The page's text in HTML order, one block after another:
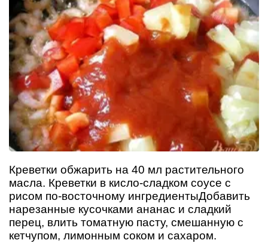
Креветки обжарить на 40 мл растительного
масла. Креветки в кисло-сладком соусе с
рисом по-восточному ингредиентыДобавить
нарезанные кусочками ананас и сладкий
перец, влить томатную пасту, смешанную с
кетчупом, лимонным соком и сахаром.